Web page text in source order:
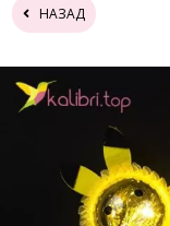
НАЗАД